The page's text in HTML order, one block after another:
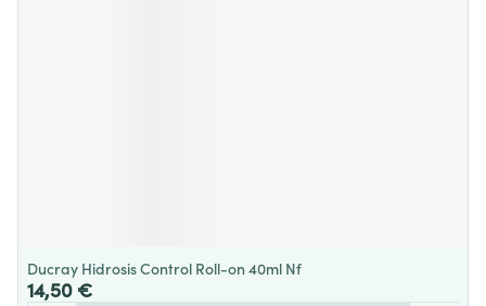
Ducray Hidrosis Control Roll-on 40ml Nf
14,50 €